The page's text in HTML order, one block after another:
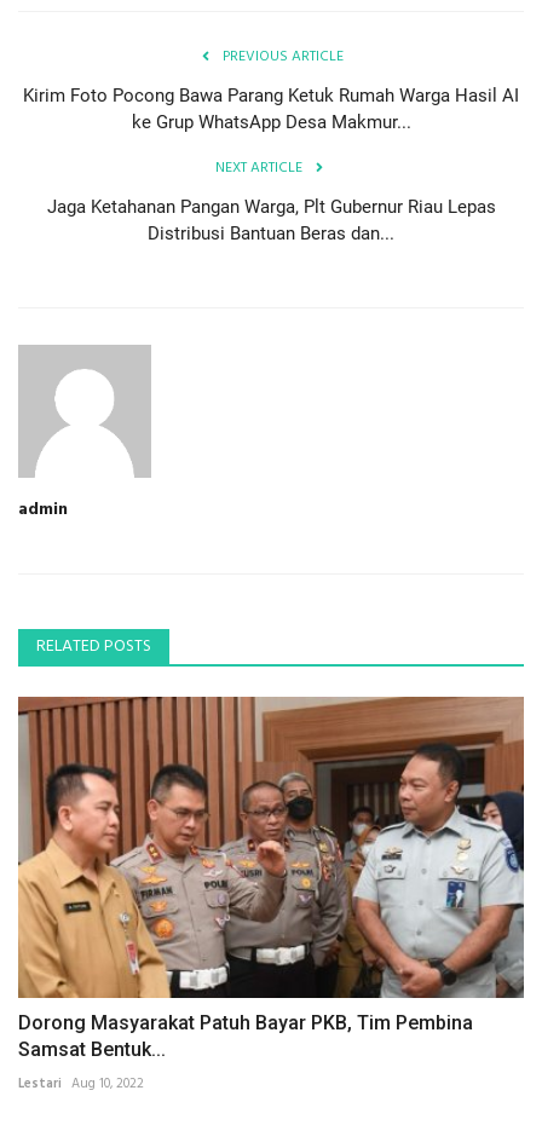
PREVIOUS ARTICLE
Kirim Foto Pocong Bawa Parang Ketuk Rumah Warga Hasil AI
ke Grup WhatsApp Desa Makmur...
NEXT ARTICLE
Jaga Ketahanan Pangan Warga, Plt Gubernur Riau Lepas
Distribusi Bantuan Beras dan...
admin
RELATED POSTS
Dorong Masyarakat Patuh Bayar PKB, Tim Pembina
Samsat Bentuk...
Lestari Aug 10, 2022